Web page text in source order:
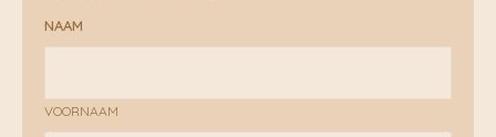
NAAM
VOORNAAM